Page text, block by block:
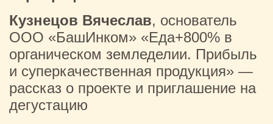
Кузнецов Вячеслав, основатель
ООО «БашИнком» «Еда+800% в
органическом земледелии. Прибыль
и суперкачественная продукция» —
рассказ о проекте и приглашение на
дегустацию